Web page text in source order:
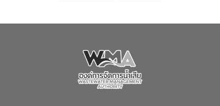
ในครั้งนี้เป็นการดึงจุดแข็งและความ
(อจน.) มาผสานกับประสบการณ์และ
เทคโนโลยีโครงข่ายน้ำครบวงจรในพื้นที่ EEC
ของอีสท์ วอเตอร์ เพื่อร่วมกันศึกษา
เทคโนโลยีการปรับปรุงคุณภาพน้ำ (Water
Reuse) และพัฒนารูปแบบการดำเนินงาน